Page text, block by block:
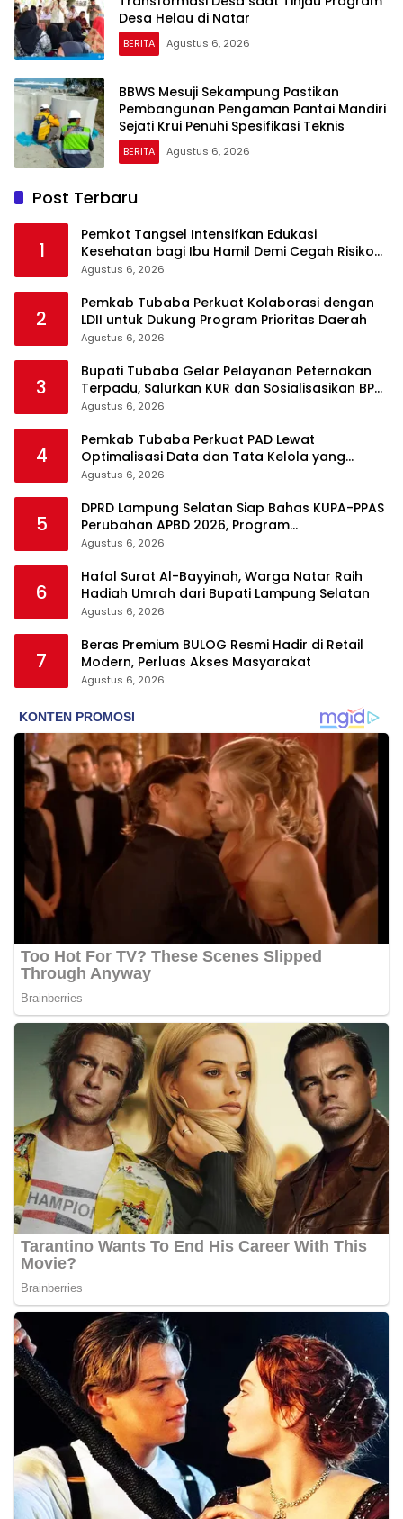
Desa Helau di Natar
BERITA Agustus 6, 2026
BBWS Mesuji Sekampung Pastikan
Pembangunan Pengaman Pantai Mandiri
Sejati Krui Penuhi Spesifikasi Teknis
BERITA Agustus 6, 2026
Post Terbaru
1
Pemkot Tangsel Intensifkan Edukasi
Kesehatan bagi Ibu Hamil Demi Cegah Risiko
Kehamilan
Agustus 6, 2026
2
Pemkab Tubaba Perkuat Kolaborasi dengan
LDII untuk Dukung Program Prioritas Daerah
Agustus 6, 2026
3
Bupati Tubaba Gelar Pelayanan Peternakan
Terpadu, Salurkan KUR dan Sosialisasikan BPJS
Ketenagakerjaan
Agustus 6, 2026
4
Pemkab Tubaba Perkuat PAD Lewat
Optimalisasi Data dan Tata Kelola yang
Akuntabel
Agustus 6, 2026
5
DPRD Lampung Selatan Siap Bahas KUPA-PPAS
Perubahan APBD 2026, Program
Pembangunan Jadi Prioritas
Agustus 6, 2026
6
Hafal Surat Al-Bayyinah, Warga Natar Raih
Hadiah Umrah dari Bupati Lampung Selatan
Agustus 6, 2026
7
Beras Premium BULOG Resmi Hadir di Retail
Modern, Perluas Akses Masyarakat
Agustus 6, 2026